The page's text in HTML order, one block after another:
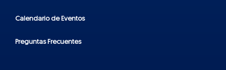
Calendario de Eventos
Preguntas Frecuentes